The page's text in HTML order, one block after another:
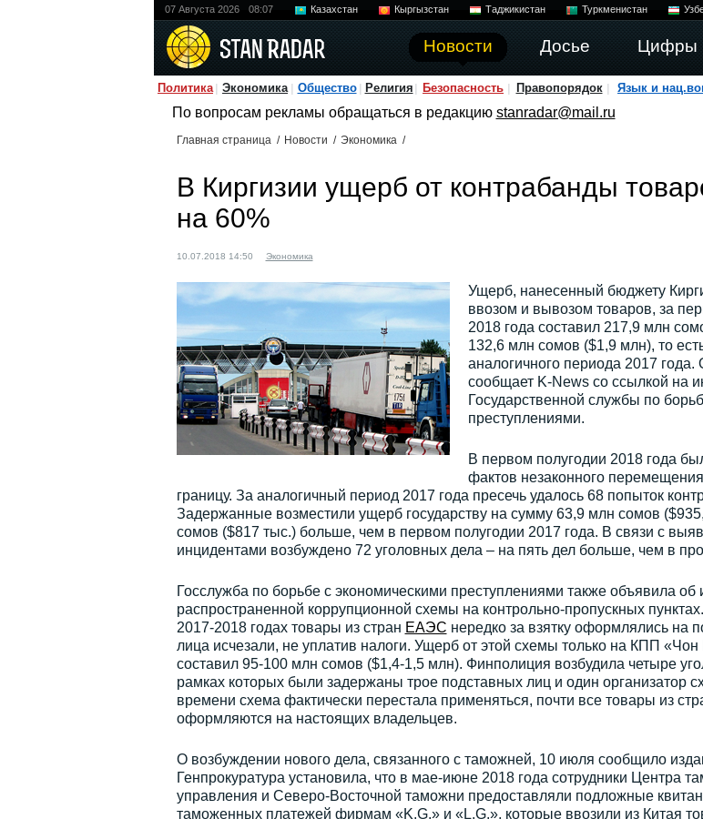
07 Августа 2026 08:07 Казахстан Кыргызстан Таджикистан Туркменистан
Новости Досье Цифры
Политика Экономика Общество Религия Безопасность Правопорядок Язык и
По вопросам рекламы обращаться в редакцию stanradar@mail.ru
Главная страница / Новости / Экономика /
В Киргизии ущерб от контрабанды
на 60%
10.07.2018 14:50 Экономика
Ущерб, нанесенный бюджету
ввозом и вывозом товаров, за
2018 года составил 217,9 млн
132,6 млн сомов ($1,9 млн), то
аналогичного периода 2017
сообщает K-News со ссылкой на
Государственной службы по
преступлениями.
В первом полугодии 2018 года
фактов незаконного
границу. За аналогичный период 2017 года пресечь удалось 68 попыток
Задержанные возместили ущерб государству на сумму 63,9 млн сомов
сомов ($817 тыс.) больше, чем в первом полугодии 2017 года. В связи с
инцидентами возбуждено 72 уголовных дела – на пять дел больше, чем в
Госслужба по борьбе с экономическими преступлениями также объявила об
распространенной коррупционной схемы на контрольно-пропускных
2017-2018 годах товары из стран ЕАЭС нередко за взятку оформлялись на
лица исчезали, не уплатив налоги. Ущерб от этой схемы только на КПП «Чон
составил 95-100 млн сомов ($1,4-1,5 млн). Финполиция возбудила четыре
рамках которых были задержаны трое подставных лиц и один организатор
времени схема фактически перестала применяться, почти все товары из
оформляются на настоящих владельцев.
О возбуждении нового дела, связанного с таможней, 10 июля сообщило
Генпрокуратура установила, что в мае-июне 2018 года сотрудники Центра
управления и Северо-Восточной таможни предоставляли подложные
таможенных платежей фирмам «K.G.» и «L.G.», которые ввозили из Китая